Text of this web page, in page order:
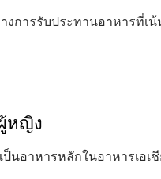
งการรับประทานอาหาร
หญิง
นอาหารหลักในอาหารเอเชี